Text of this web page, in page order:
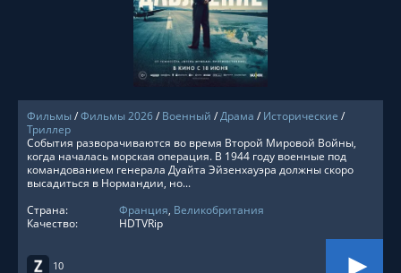
СМОТРЕТЬ ОНЛАЙН
Фильмы/Фильмы 2026/ Военный /Драма / Исторические /
Триллер
10
События разворачиваются во время Второй Мировой Войны,
когда началась морская операция. В 1944 году военные под
командованием генерала Дуайта Эйзенхауэра должны скоро
высадиться в Нормандии, но...
Страна:
Франция, Великобритания
Качество:
HDTVRip